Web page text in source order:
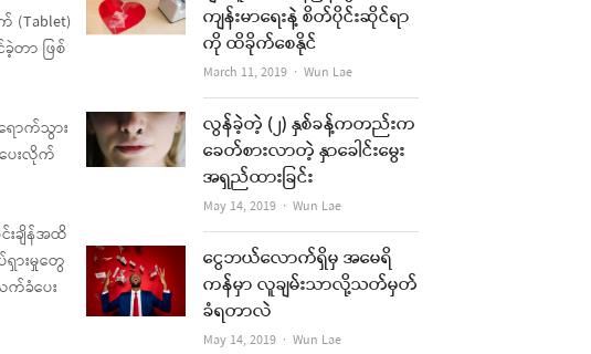
တာ ဖြစ်
ာက်သွား
ေးလိုက်
ချိန်အထိ
ရှားမှုတွေ
ခံပေး
ကျန်းမာရေးနဲ့ စိတ်ပိုင်းဆိုင်ရာ
ကို ထိခိုက်စေနိုင်
March 11, 2019 Author
Wun Lae
လွန်ခဲ့တဲ့ (၂) နှစ်ခန့်ကတည်းက
ခေတ်စားလာတဲ့ နှာခေါင်းမွေး
အရှည်ထားခြင်း
May 14, 2019 Author
Wun Lae
ငွေဘယ်လောက်ရှိမှ အမေရိ
ကန်မှာ လူချမ်းသာလို့သတ်မှတ်
ခံရတာလဲ
May 14, 2019 Author
Wun Lae